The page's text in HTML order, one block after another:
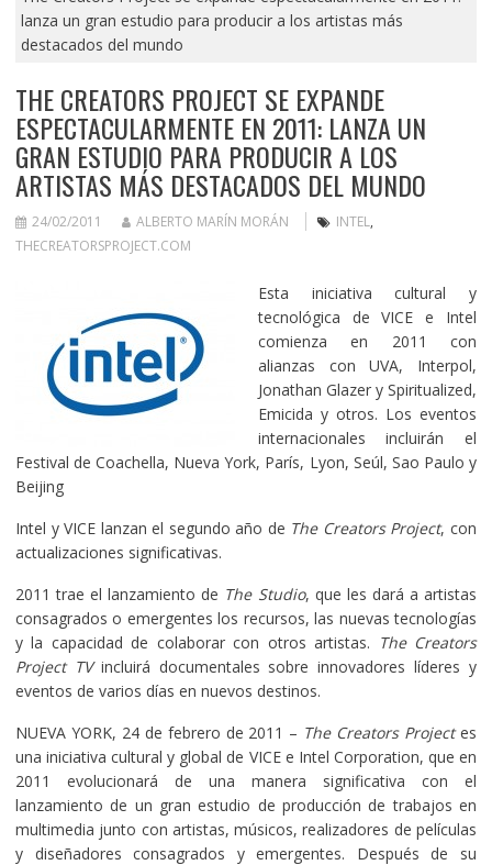
lanza un gran estudio para producir a los artistas más
destacados del mundo
THE CREATORS PROJECT SE EXPANDE
ESPECTACULARMENTE EN 2011: LANZA UN
GRAN ESTUDIO PARA PRODUCIR A LOS
ARTISTAS MÁS DESTACADOS DEL MUNDO
24/02/2011 ALBERTO MARÍN MORÁN INTEL,
THECREATORSPROJECT.COM
Esta iniciativa cultural y
tecnológica de VICE e Intel
comienza en 2011 con
alianzas con UVA, Interpol,
Jonathan Glazer y Spiritualized,
Emicida y otros. Los eventos
internacionales incluirán el
Festival de Coachella, Nueva York, París, Lyon, Seúl, Sao Paulo y
Beijing
Intel y VICE lanzan el segundo año de The Creators Project, con
actualizaciones significativas.
2011 trae el lanzamiento de The Studio, que les dará a artistas
consagrados o emergentes los recursos, las nuevas tecnologías
y la capacidad de colaborar con otros artistas. The Creators
Project TVincluirá documentales sobre innovadores líderes y
eventos de varios días en nuevos destinos.
NUEVA YORK, 24 de febrero de 2011 – The Creators Projectes
una iniciativa cultural y global de VICE e Intel Corporation, que en
2011 evolucionará de una manera significativa con el
lanzamiento de un gran estudio de producción de trabajos en
multimedia junto con artistas, músicos, realizadores de películas
y diseñadores consagrados y emergentes. Después de su